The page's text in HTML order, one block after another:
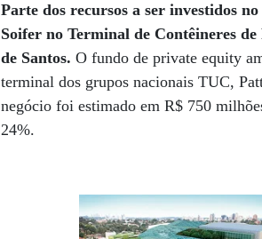
Parte dos recursos a ser investidos
Soifer no Terminal de Contêineres
de Santos. O fundo de private equity
terminal dos grupos nacionais TUC,
negócio foi estimado em R$ 750
24%.